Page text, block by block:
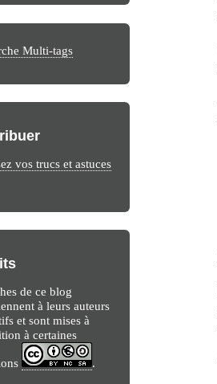
Multi-tags
vos trucs et astuces
de ce blog
à leurs auteurs
et sont mises à
à certaines
.